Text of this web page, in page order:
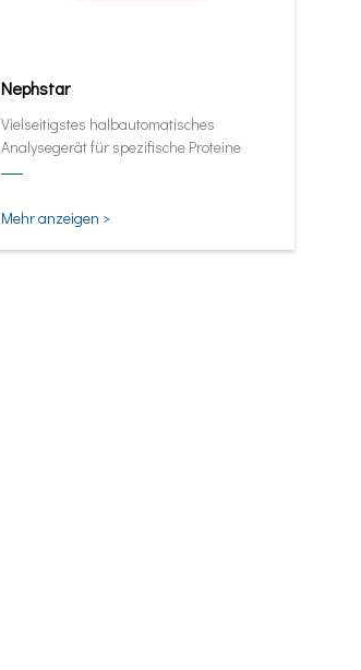
Nephstar
Vielseitigstes halbautomatisches
Analysegerät für spezifische Proteine
Mehr anzeigen >